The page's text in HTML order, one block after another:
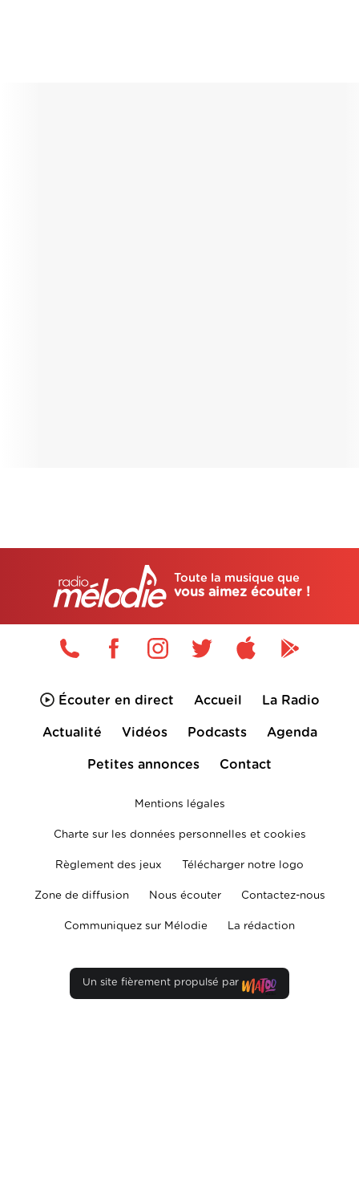
Toute la musique que
vous aimez écouter !
Écouter en direct Accueil La Radio
Actualité Vidéos Podcasts Agenda
Petites annonces Contact
Mentions légales
Charte sur les données personnelles et cookies
Règlement des jeux Télécharger notre logo
Zone de diffusion Nous écouter Contactez-nous
Communiquez sur Mélodie La rédaction
Un site fièrement propulsé par